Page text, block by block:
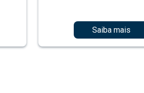
Saiba mais